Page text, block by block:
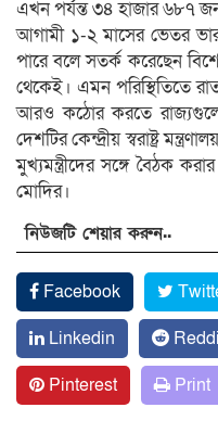
এখন পর্যন্ত ৩৪ হাজার ৬৮৭
আগামী ১-২ মাসের ভেতর
পারে বলে সতর্ক করেছেন
থেকেই। এমন পরিস্থিতিতে
আরও কঠোর করতে
দেশটির কেন্দ্রীয় স্বরাষ্ট্র
মুখ্যমন্ত্রীদের সঙ্গে বৈঠক
মোদির।
নিউজটি শেয়ার করুন..
Facebook
Linkedin
Pinterest
Print